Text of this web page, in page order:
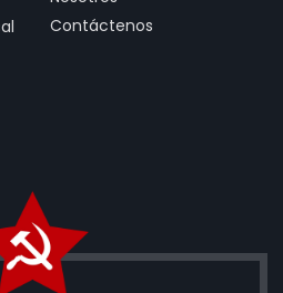
Contáctenos